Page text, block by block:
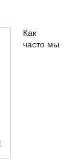
Как
часто мы